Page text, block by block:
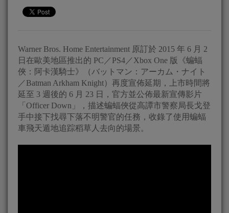
Warner Bros. Home Entertainment 原訂於 2015 年 6 月 2
日在歐美地區推出的 PC／PS4／Xbox One 版《蝙蝠
俠：阿卡漢騎士》（バットマン：アーカム・ナイト
／Batman Arkham Knight）再度宣佈延期，上市時間將
延至 3 週後的 6 月 23 日，官方並公佈最新宣傳影片
「Officer Down」，描述蝙蝠俠從高譚市警察局長戈登
手中接下找尋下落不明警官的任務，收錄了使用蝙蝠
車飛天遁地追踪稻草人去向的場景。